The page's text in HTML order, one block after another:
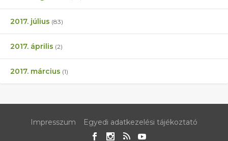
2017. július (83)
2017. április (2)
2017. március (1)
Impresszum Egyedi adatkezelési tájékoztató